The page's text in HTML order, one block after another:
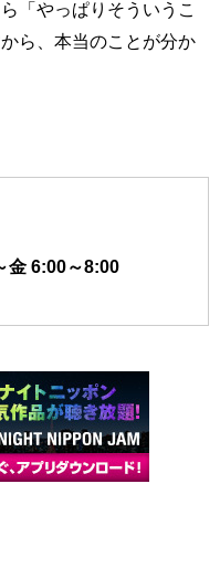
「やっぱりそういうこ
ら、本当のことが分か
金 6:00～8:00